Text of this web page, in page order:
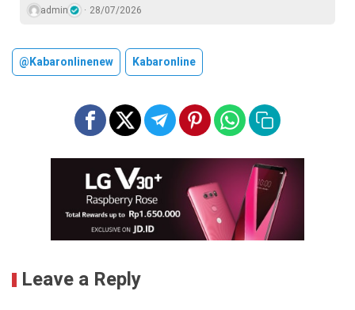
admin 28/07/2026
@kabaronlinenew Kabaronline
Leave a Reply